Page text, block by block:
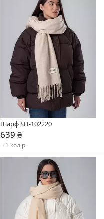
Шарф SH-102220
639 ₴
+ 1 колір